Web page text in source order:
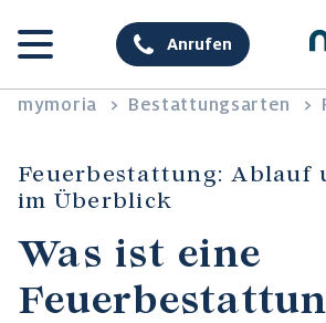
Anrufen
mymoria > Bestattungsarten >
Feuerbestattung: Ablauf
im Überblick
Was ist eine